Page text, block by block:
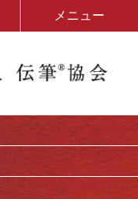
メニュー